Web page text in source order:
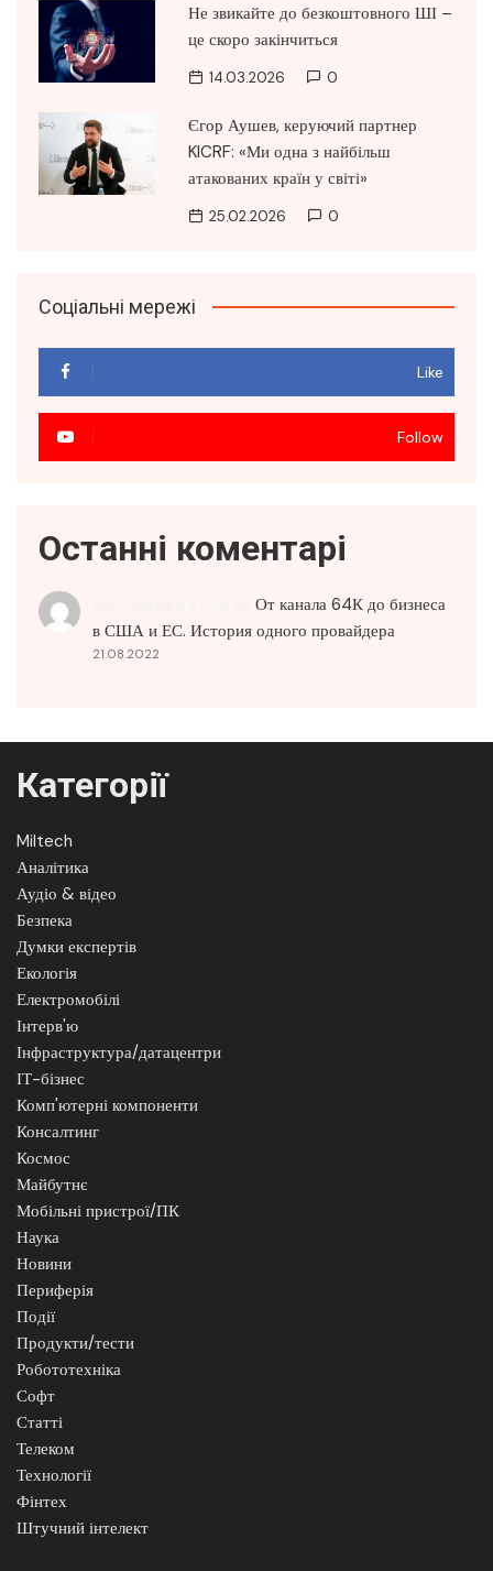
Не звикайте до безкоштовного ШІ –
це скоро закінчиться
14.03.2026 0
Єгор Аушев, керуючий партнер
KICRF: «Ми одна з найбільш
атакованих країн у світі»
25.02.2026 0
Соціальні мережі
Like
Follow
Останні коментарі
От канала 64К до бизнеса
в США и ЕС. История одного провайдера
21.08.2022
Категорії
Miltech
Аналітика
Аудіо & відео
Безпека
Думки експертів
Екологія
Електромобілі
Інтерв'ю
Інфраструктура/датацентри
ІТ-бізнес
Комп'ютерні компоненти
Консалтинг
Космос
Майбутнє
Мобільні пристрої/ПК
Наука
Новини
Периферія
Події
Продукти/тести
Робототехніка
Софт
Статті
Телеком
Технології
Фінтех
Штучний інтелект